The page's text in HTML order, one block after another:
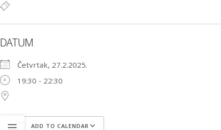
DATUM
Četvrtak, 27.2.2025.
19:30 - 22:30
ADD TO CALENDAR